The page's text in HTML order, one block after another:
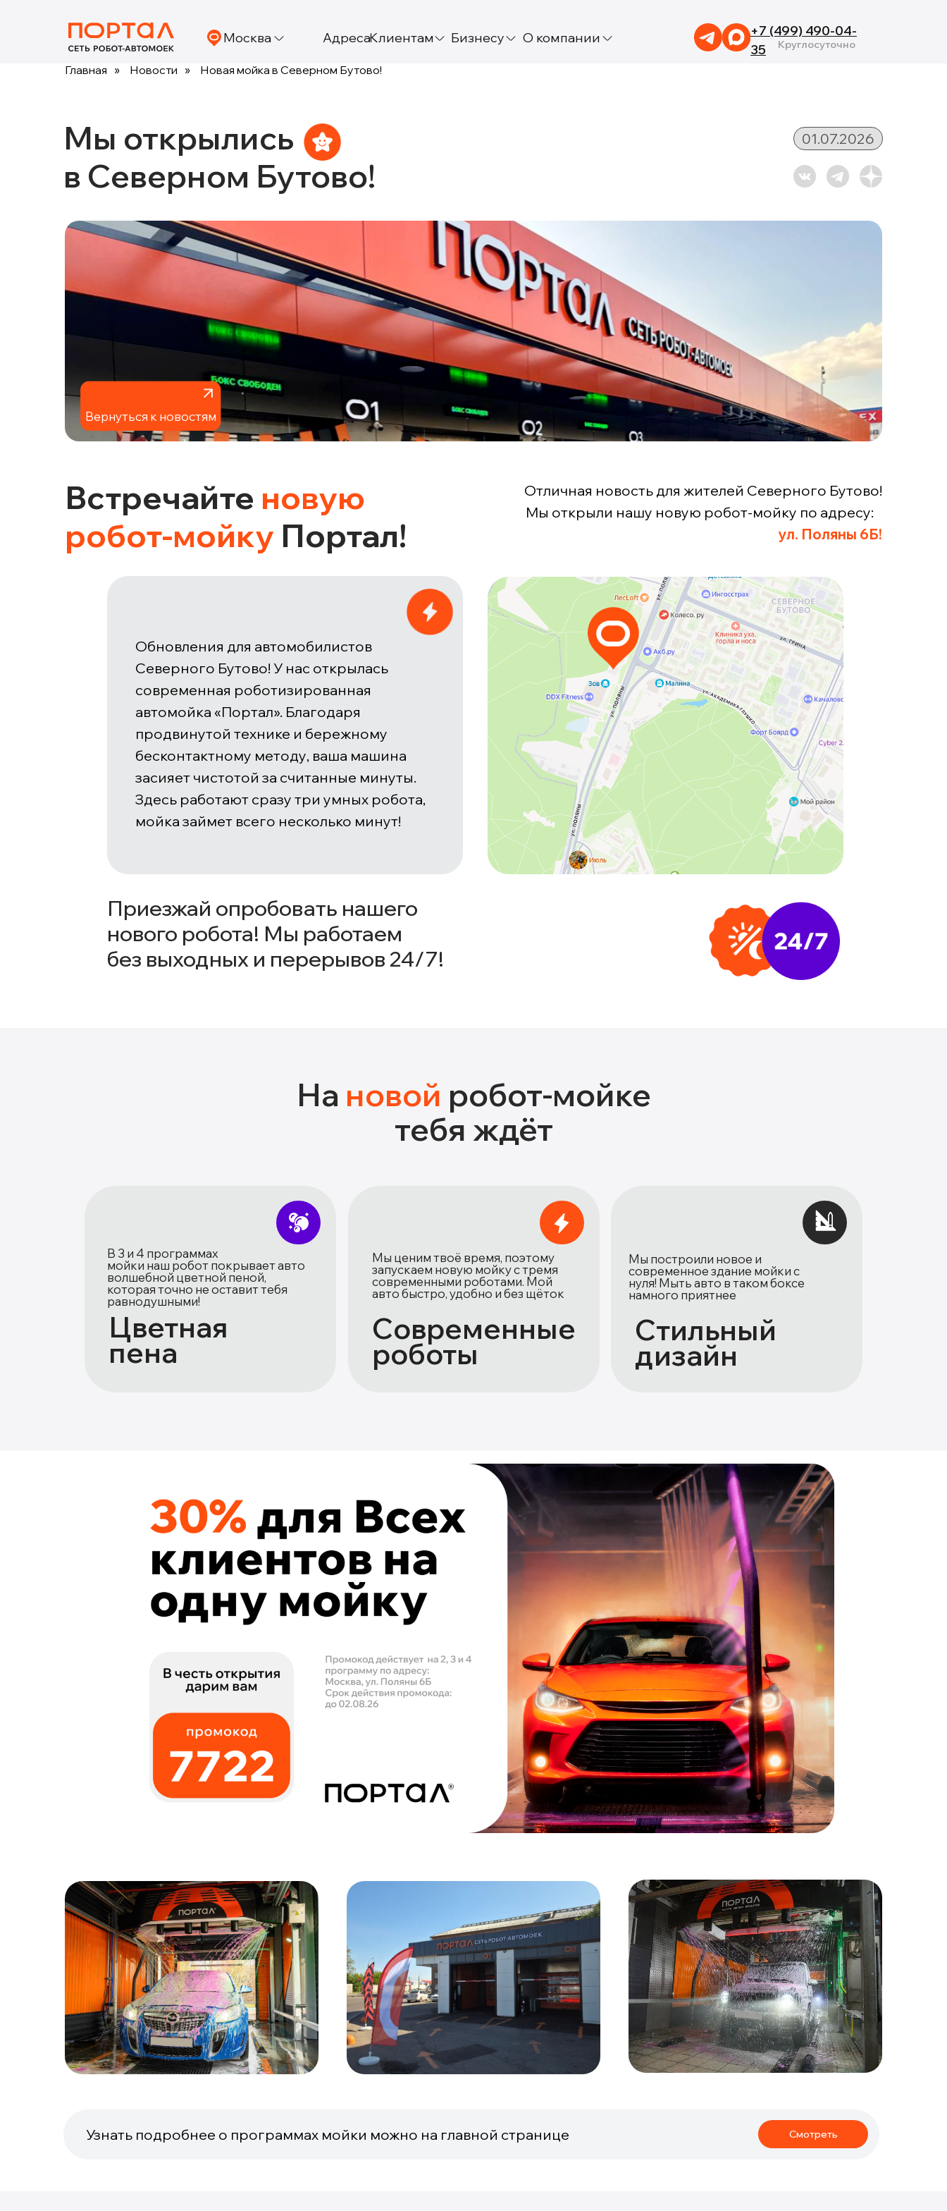
Москва АдресаКлиентам Бизнесу О компании Круглосуточно
+7 (499) 490-04-
35
Главная » Новости » Новая мойка в Северном Бутово!
Мы открылись
в Северном Бутово!
01.07.2026
Вернуться к новостям
Встречайте новую
робот-мойку Портал!
Отличная новость для жителей Северного Бутово!
Мы открыли нашу новую робот-мойку по адресу:
ул. Поляны 6Б!
Приезжай опробовать нашего
нового робота! Мы работаем
без выходных и перерывов 24/7!
Обновления для автомобилистов
Северного Бутово! У нас открылась
современная роботизированная
автомойка «Портал». Благодаря
продвинутой технике и бережному
бесконтактному методу, ваша машина
засияет чистотой за считанные минуты.
Здесь работают сразу три умных робота,
мойка займет всего несколько минут!
Мы ценим твоё время, поэтому
запускаем новую мойку с тремя
современными роботами. Мой
авто быстро, удобно и без щёток
Современные
роботы
Мы построили новое и
современное здание мойки с
нуля! Мыть авто в таком боксе
намного приятнее
Стильный
дизайн
В 3 и 4 программах
мойки наш робот покрывает авто
волшебной цветной пеной,
которая точно не оставит тебя
равнодушными!
Цветная
пена
На новой робот-мойке
тебя ждёт
Узнать подробнее о программах мойки можно на главной странице Смотреть